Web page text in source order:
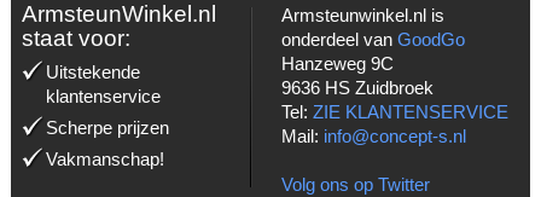
ArmsteunWinkel.nl
staat voor:
Uitstekende
klantenservice
Scherpe prijzen
Vakmanschap!
Armsteunwinkel.nl is
onderdeel van GoodGo
Hanzeweg 9C
9636 HS Zuidbroek
Tel: ZIE KLANTENSERVICE
Mail: info@concept-s.nl
Volg ons op Twitter